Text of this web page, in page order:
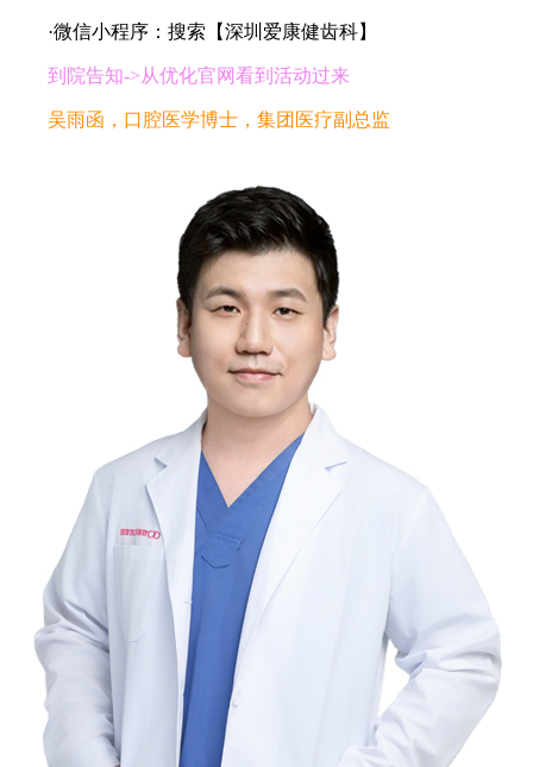
·微信小程序：搜索【深圳爱康健齿科】
到院告知->从优化官网看到活动过来
吴雨函，口腔医学博士，集团医疗副总监